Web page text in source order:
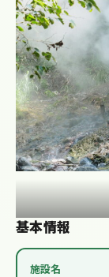
基本情報
施設名